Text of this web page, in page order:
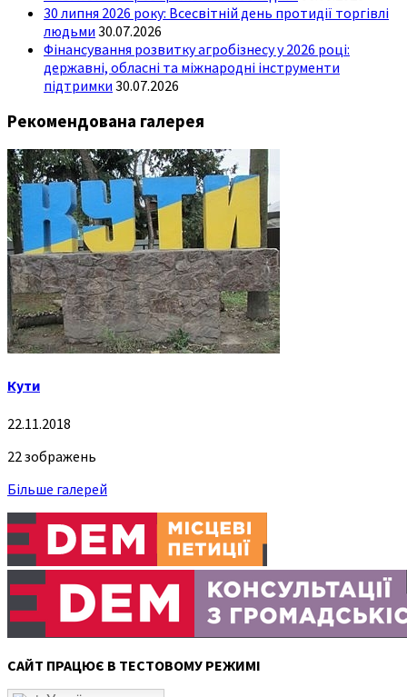
30 липня 2026 року: Всесвітній день протидії торгівлі
людьми 30.07.2026
Фінансування розвитку агробізнесу у 2026 році:
державні, обласні та міжнародні інструменти
підтримки 30.07.2026
Рекомендована галерея
Кути
22.11.2018
22 зображень
Більше галерей
САЙТ ПРАЦЮЄ В ТЕСТОВОМУ РЕЖИМІ